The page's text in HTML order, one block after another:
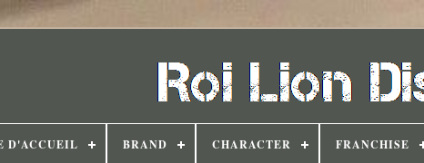
D'ACCUEIL BRAND CHARACTER FRANCHISE